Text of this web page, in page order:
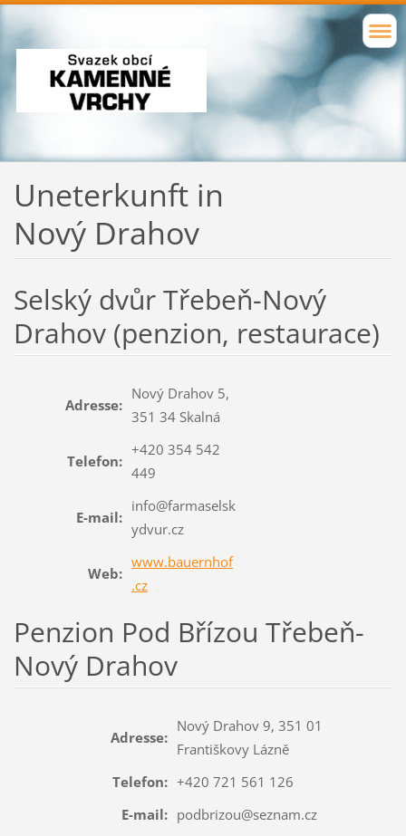
Uneterkunft in
Nový Drahov
Selský dvůr Třebeň-Nový
Drahov (penzion, restaurace)
Adresse:
Nový Drahov 5,
351 34 Skalná
Telefon:
+420 354 542
449
E-mail:
info@farmaselsk
ydvur.cz
Web:
www.bauernhof
.cz
Penzion Pod Břízou Třebeň-
Nový Drahov
Adresse:
Nový Drahov 9, 351 01
Františkovy Lázně
Telefon: +420 721 561 126
E-mail: podbrizou@seznam.cz